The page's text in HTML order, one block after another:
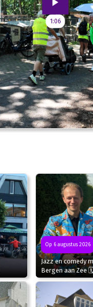
1:06
Op 6 augustus 2026
Jazz en comedy
Bergen aan Zee 🗓